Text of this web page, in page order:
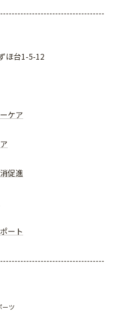
ほ台1-5-12
ケア
促進
ート
ーツ